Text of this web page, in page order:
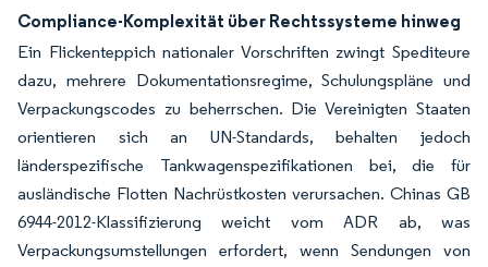
Compliance-Komplexität über Rechtssysteme hinweg
Ein Flickenteppich nationaler Vorschriften zwingt Spediteure
dazu, mehrere Dokumentationsregime, Schulungspläne und
Verpackungscodes zu beherrschen. Die Vereinigten Staaten
orientieren sich an UN-Standards, behalten jedoch
länderspezifische Tankwagenspezifikationen bei, die für
ausländische Flotten Nachrüstkosten verursachen. Chinas GB
6944-2012-Klassifizierung weicht vom ADR ab, was
Verpackungsumstellungen erfordert, wenn Sendungen von